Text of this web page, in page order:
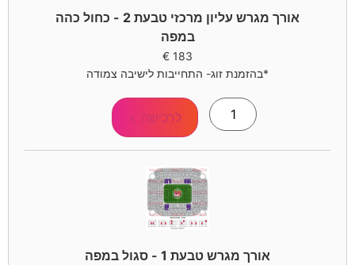
אורך מגרש עליון מרכזי טבעת 2 - כחול כהה
במפה
183
€
*בהזמנת זוג- התחייבות לישיבה צמודה
לרכישה >
אורך מגרש טבעת 1 - סגול במפה